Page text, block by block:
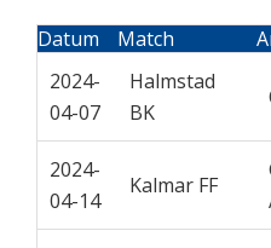
Datum Match
2024-
04-07
Halmstad
BK
2024-
04-14
Kalmar FF